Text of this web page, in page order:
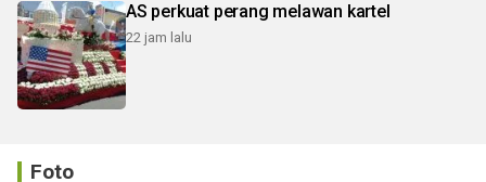
AS perkuat perang melawan kartel
22 jam lalu
Foto